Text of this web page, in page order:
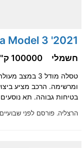
2021' Tesla Model 3 טסלה מודל
הרצליה.פורסם לפני שבועיים
חשמלי 100000 ק"מ
טסלה מודל 3
ומרשימה. הרכב מציע
בטיחות גבוהה. תא